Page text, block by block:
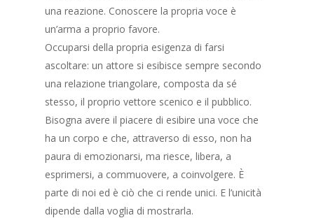
una reazione. Conoscere la propria voce è
un’arma a proprio favore.
Occuparsi della propria esigenza di farsi
ascoltare: un attore si esibisce sempre secondo
una relazione triangolare, composta da sé
stesso, il proprio vettore scenico e il pubblico.
Bisogna avere il piacere di esibire una voce che
ha un corpo e che, attraverso di esso, non ha
paura di emozionarsi, ma riesce, libera, a
esprimersi, a commuovere, a coinvolgere. È
parte di noi ed è ciò che ci rende unici. E l’unicità
dipende dalla voglia di mostrarla.